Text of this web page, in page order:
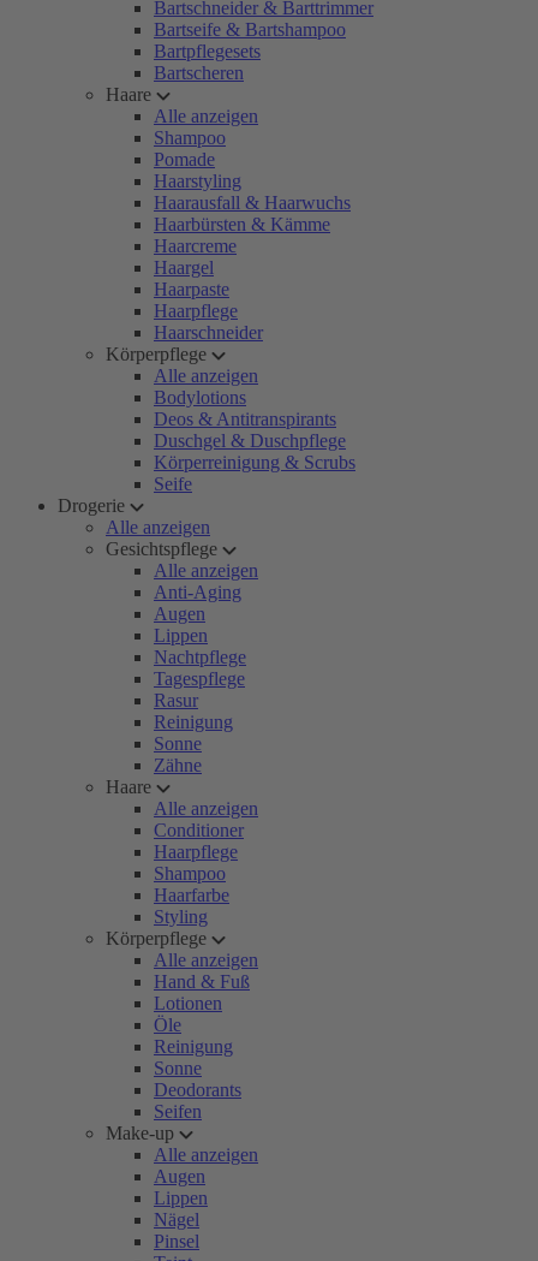
Bartschneider & Barttrimmer
Bartseife & Bartshampoo
Bartpflegesets
Bartscheren
Haare
Alle anzeigen
Shampoo
Pomade
Haarstyling
Haarausfall & Haarwuchs
Haarbürsten & Kämme
Haarcreme
Haargel
Haarpaste
Haarpflege
Haarschneider
Körperpflege
Alle anzeigen
Bodylotions
Deos & Antitranspirants
Duschgel & Duschpflege
Körperreinigung & Scrubs
Seife
Drogerie
Alle anzeigen
Gesichtspflege
Alle anzeigen
Anti-Aging
Augen
Lippen
Nachtpflege
Tagespflege
Rasur
Reinigung
Sonne
Zähne
Haare
Alle anzeigen
Conditioner
Haarpflege
Shampoo
Haarfarbe
Styling
Körperpflege
Alle anzeigen
Hand & Fuß
Lotionen
Öle
Reinigung
Sonne
Deodorants
Seifen
Make-up
Alle anzeigen
Augen
Lippen
Nägel
Pinsel